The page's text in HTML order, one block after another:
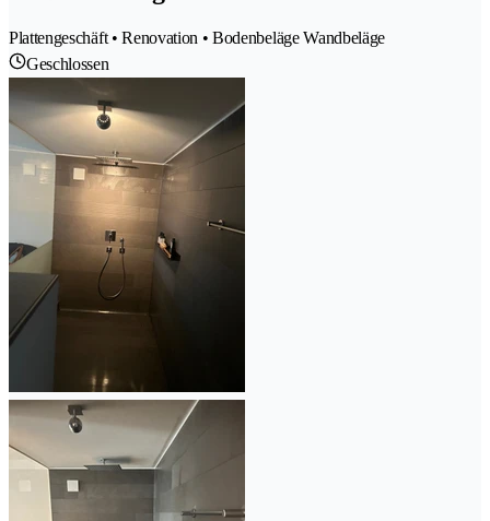
Plattengeschäft • Renovation • Bodenbeläge Wandbeläge
Geschlossen